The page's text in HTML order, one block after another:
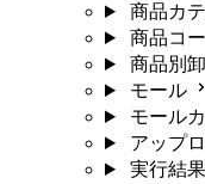
商品カ
商品コ
商品別
モール
モール
アップ
実行結